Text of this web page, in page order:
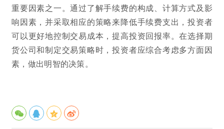
重要因素之一。通过了解手续费的构成、计算方式及影
响因素，并采取相应的策略来降低手续费支出，投资者
可以更好地控制交易成本，提高投资回报率。在选择期
货公司和制定交易策略时，投资者应综合考虑多方面因
素，做出明智的决策。